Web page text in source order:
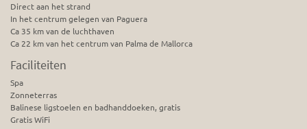
Direct aan het strand
In het centrum gelegen van Paguera
Ca 35 km van de luchthaven
Ca 22 km van het centrum van Palma de Mallorca
Faciliteiten
Spa
Zonneterras
Balinese ligstoelen en badhanddoeken, gratis
Gratis WiFi